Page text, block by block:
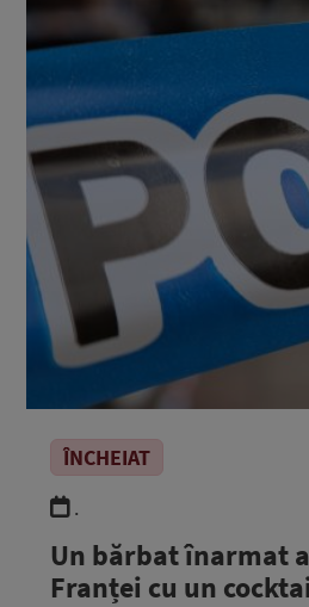
ÎNCHEIAT
.
Un bărbat înarmat
Franței cu un